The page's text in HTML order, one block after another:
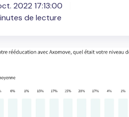
2022 17:13:00
de lecture